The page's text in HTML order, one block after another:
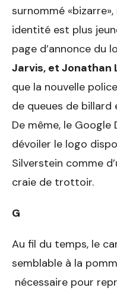
surnommé
identité est plus
page d’annonce du
Jarvis, et Jonathan
que la nouvelle
de queues de billard
De même, le
dévoiler le logo
Silverstein comme
craie de trottoir.
G
Au fil du temps, le
semblable à la
nécessaire pour